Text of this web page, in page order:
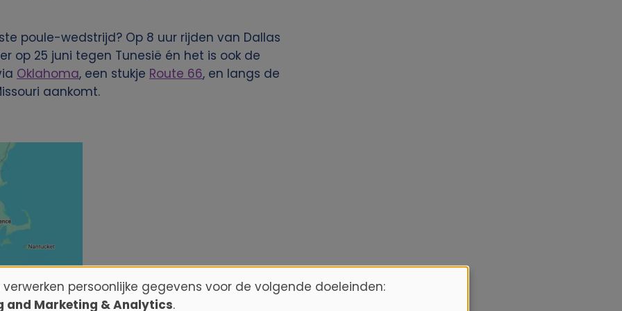
poule-wedstrijd? Op 8 uur rijden van Dallas
op 25 juni tegen Tunesië én het is ook de
Oklahoma, een stukje Route 66, en langs de
aankomt.
persoonlijke gegevens voor de volgende doeleinden:
and Marketing & Analytics.